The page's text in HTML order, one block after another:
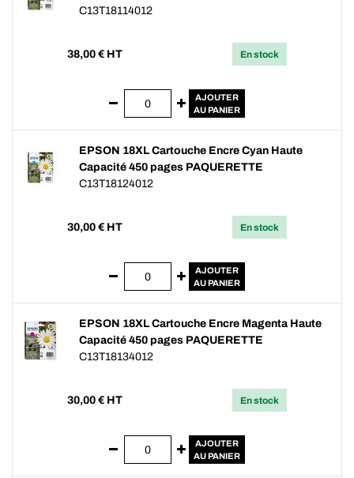
C13T18114012
38,00 € HT En stock
AJOUTER
AU PANIER
EPSON 18XL Cartouche Encre Cyan Haute
Capacité 450 pages PAQUERETTE
C13T18124012
30,00 € HT En stock
AJOUTER
AU PANIER
EPSON 18XL Cartouche Encre Magenta Haute
Capacité 450 pages PAQUERETTE
C13T18134012
30,00 € HT En stock
AJOUTER
AU PANIER